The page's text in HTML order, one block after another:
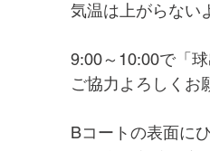
気温は上がらない
9:00～10:00で「
ご協力よろしくお
Bコートの表面に